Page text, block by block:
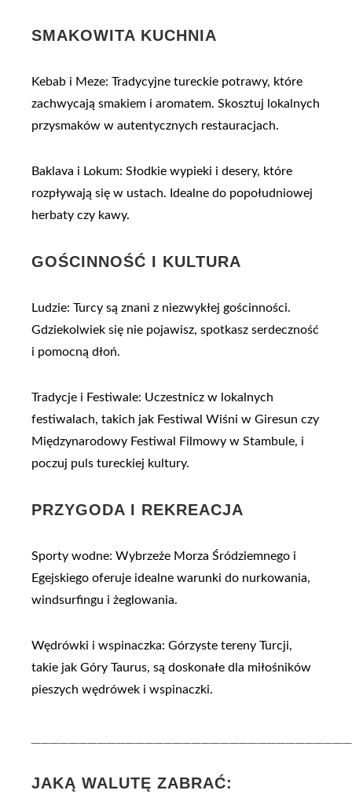
SMAKOWITA KUCHNIA
Kebab i Meze: Tradycyjne tureckie potrawy, które
zachwycają smakiem i aromatem. Skosztuj lokalnych
przysmaków w autentycznych restauracjach.
Baklava i Lokum: Słodkie wypieki i desery, które
rozpływają się w ustach. Idealne do popołudniowej
herbaty czy kawy.
GOŚCINNOŚĆ I KULTURA
Ludzie: Turcy są znani z niezwykłej gościnności.
Gdziekolwiek się nie pojawisz, spotkasz serdeczność
i pomocną dłoń.
Tradycje i Festiwale: Uczestnicz w lokalnych
festiwalach, takich jak Festiwal Wiśni w Giresun czy
Międzynarodowy Festiwal Filmowy w Stambule, i
poczuj puls tureckiej kultury.
PRZYGODA I REKREACJA
Sporty wodne: Wybrzeże Morza Śródziemnego i
Egejskiego oferuje idealne warunki do nurkowania,
windsurfingu i żeglowania.
Wędrówki i wspinaczka: Górzyste tereny Turcji,
takie jak Góry Taurus, są doskonałe dla miłośników
pieszych wędrówek i wspinaczki.
JAKĄ WALUTĘ ZABRAĆ: